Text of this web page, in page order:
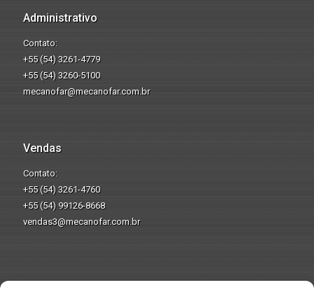
Administrativo
Contato:
+55 (54) 3261-4779
+55 (54) 3260-5100
mecanofar@mecanofar.com.br
Vendas
Contato:
+55 (54) 3261-4760
+55 (54) 99126-8668
vendas3@mecanofar.com.br